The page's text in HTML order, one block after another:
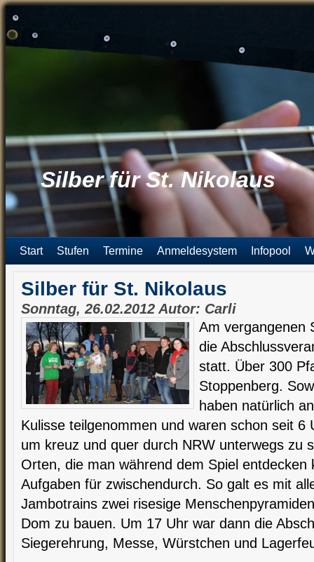
Silber für St. Nikolaus
Start Stufen Termine Anmeldesystem Infopool
Silber für St. Nikolaus
Sonntag, 26.02.2012 Autor: Carli
Am vergangenen
die
statt. Über 300
Stoppenberg.
haben natürlich
Kulisse teilgenommen und waren schon seit 6
um kreuz und quer durch NRW unterwegs zu
Orten, die man während dem Spiel
Aufgaben für zwischendurch. So galt es mit
Jambotrains zwei risesige
Dom zu bauen. Um 17 Uhr war dann die
Siegerehrung, Messe, Würstchen und